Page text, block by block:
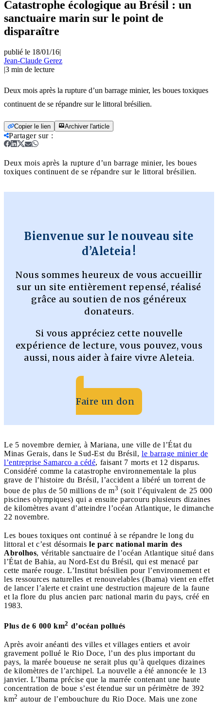
Catastrophe écologique au Brésil : un
sanctuaire marin sur le point de
disparaître
publié le 18/01/16|
Jean-Claude Gerez
|3 min de lecture
Deux mois après la rupture d’un barrage minier, les boues toxiques
continuent de se répandre sur le littoral brésilien.
Copier le lien Archiver l'article
Partager sur:
Deux mois après la rupture d’un barrage minier, les boues
toxiques continuent de se répandre sur le littoral brésilien.
Bienvenue sur le nouveau site
d’Aleteia !
Nous sommes heureux de vous accueillir
sur un site entièrement repensé, réalisé
grâce au soutien de nos généreux
donateurs.
Si vous appréciez cette nouvelle
expérience de lecture, vous pouvez, vous
aussi, nous aider à faire vivre Aleteia.
Faire un don
Le 5 novembre dernier, à Mariana, une ville de l’État du
Minas Gerais, dans le Sud-Est du Brésil, le barrage minier de
l’entreprise Samarco a cédé, faisant 7 morts et 12 disparus.
Considéré comme la catastrophe environnementale la plus
grave de l’histoire du Brésil, l’accident a libéré un torrent de
boue de plus de 50 millions de m3 (soit l’équivalent de 25 000
piscines olympiques) qui a ensuite parcouru plusieurs dizaines
de kilomètres avant d’atteindre l’océan Atlantique, le dimanche
22 novembre.
Les boues toxiques ont continué à se répandre le long du
littoral et c’est désormais le parc national marin des
Abrolhos, véritable sanctuaire de l’océan Atlantique situé dans
l’État de Bahia, au Nord-Est du Brésil, qui est menacé par
cette marée rouge. L’Institut brésilien pour l’environnement et
les ressources naturelles et renouvelables (Ibama) vient en effet
de lancer l’alerte et craint une destruction majeure de la faune
et la flore du plus ancien parc national marin du pays, créé en
1983.
Plus de 6 000 km2 d’océan pollués
Après avoir anéanti des villes et villages entiers et avoir
gravement pollué le Rio Doce, l’un des plus important du
pays, la marée boueuse ne serait plus qu’à quelques dizaines
de kilomètres de l’archipel. La nouvelle a été annoncée le 13
janvier. L’Ibama précise que la marrée contenant une haute
concentration de boue s’est étendue sur un périmètre de 392
km2 autour de l’embouchure du Rio Doce. Mais une zone